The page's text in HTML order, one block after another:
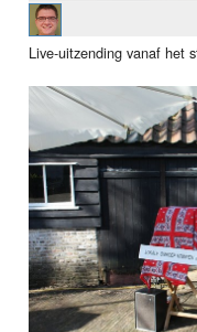
Live-uitzending vanaf het